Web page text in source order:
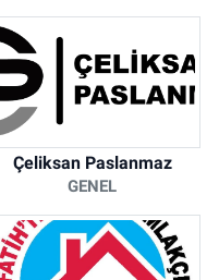
Çeliksan Paslanmaz
GENEL